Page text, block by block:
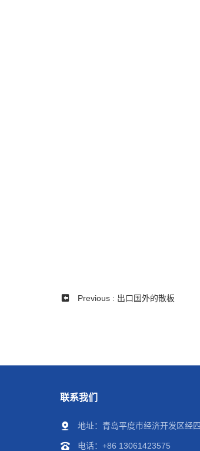
Previous : 出口国外的散板
联系我们
地址：青岛平度市经济开发区经
电话： +86 13061423575